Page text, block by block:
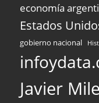
economía
Estados
gobierno nacional
Javier